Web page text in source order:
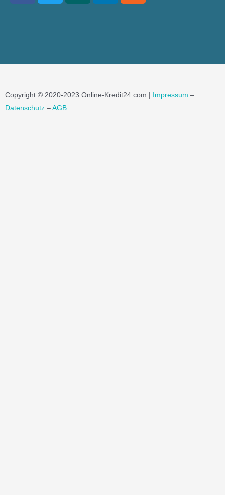
Copyright © 2020-2023 Online-Kredit24.com | Impressum –
Datenschutz – AGB